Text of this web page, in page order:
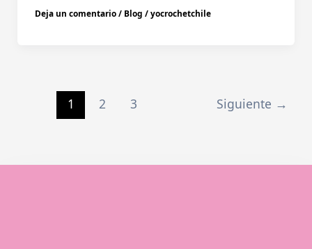
Deja un comentario/ Blog /yocrochetchile
1 2 3 Siguiente →